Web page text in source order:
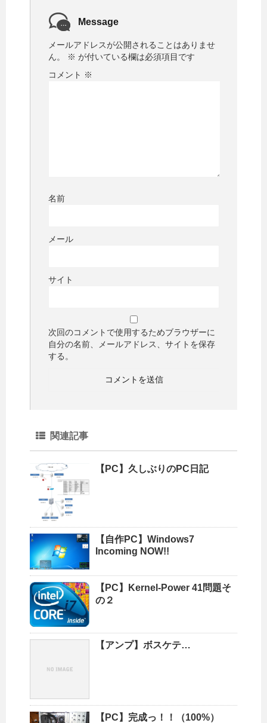
Message
メールアドレスが公開されることはありませ
ん。
※ が付いている欄は必須項目です
コメント ※
名前
メール
サイト
次回のコメントで使用するためブラウザーに
自分の名前、メールアドレス、サイトを保存
する。
関連記事
【PC】久しぶりのPC日記
【自作PC】Windows7
Incoming NOW!!
【PC】Kernel-Power 41問題そ
の２
【アンプ】ボスケテ…
【PC】完成っ！！（100%）